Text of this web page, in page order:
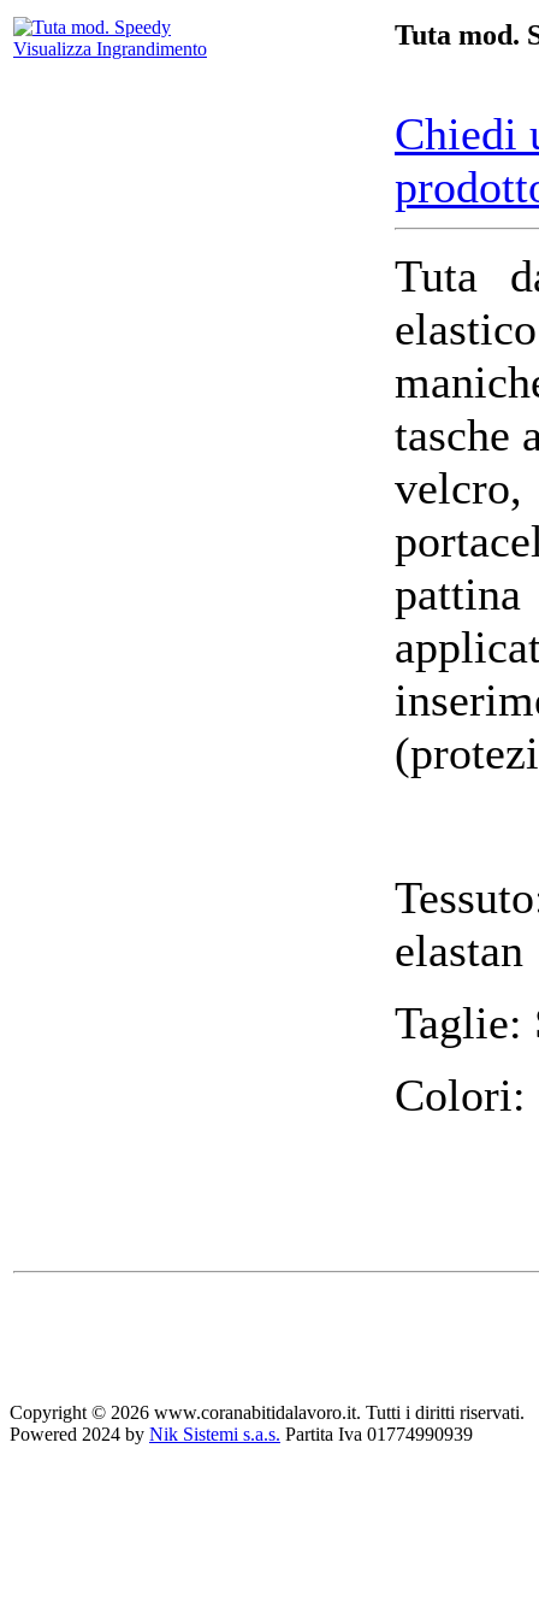
Visualizza Ingrandimento Tuta mod.
Chiedi
Tuta
tasche
elastan
Colori:
Copyright © 2026 www.coranabitidalavoro.it. Tutti i diritti riservati.
Powered 2024 by Nik Sistemi s.a.s. Partita Iva 01774990939